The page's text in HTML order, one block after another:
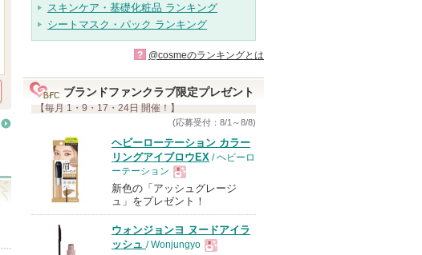
スキンケア・基礎化粧品 ランキング
シートマスク・パック ランキング
? @cosmeのランキングとは
ブランドファンクラブ限定プレゼント
【毎月 1・9・17・24日 開催！】
(応募受付：8/1～8/8)
ヘビーローテーション カラー
リングアイブロウEX / ヘビーロ
ーテーション
現
品
新色の「アッシュグレージ
ュ」をプレゼント！
ウォンジョンヨ ヌードアイラ
ッシュ / Wonjungyo